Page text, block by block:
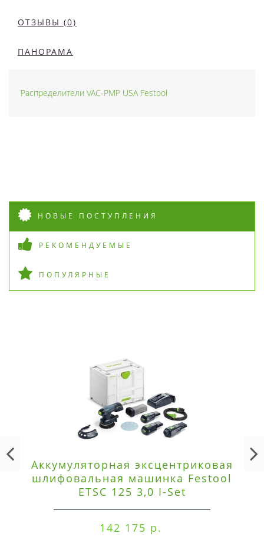
ОТЗЫВЫ (0)
ПАНОРАМА
Распределители VAC-PMP USA Festool
НОВЫЕ ПОСТУПЛЕНИЯ
РЕКОМЕНДУЕМЫЕ
ПОПУЛЯРНЫЕ
Аккумуляторная эксцентриковая
шлифовальная машинка Festool
ETSC 125 3,0 I-Set
142 175 р.